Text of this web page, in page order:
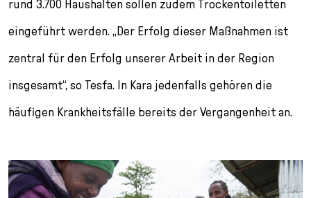
rund 3.700 Haushalten sollen zudem Trockentoiletten
eingeführt werden. „Der Erfolg dieser Maßnahmen ist
zentral für den Erfolg unserer Arbeit in der Region
insgesamt“, so Tesfa. In Kara jedenfalls gehören die
häufigen Krankheitsfälle bereits der Vergangenheit an.